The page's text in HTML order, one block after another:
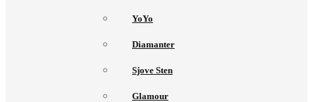
YoYo
Diamanter
Sjove Sten
Glamour